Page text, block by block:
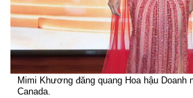
Mimi Khương đăng quang Hoa hậu Doanh
Canada.